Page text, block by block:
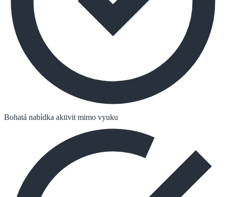
Bohatá nabídka aktivit mimo vyuku